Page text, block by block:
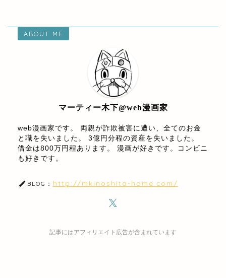
ABOUT ME
マーティー木下@web漫画家
web漫画家です。 両親が詐欺被害に遭い、全てのお金
と職を失いました。 3億円分程の資産を失いました。
借金は800万円程あります。 漫画が好きです。コンビニ
も好きです。
BLOG： http://mkinoshita-home.com/
記事にはアフィリエイト広告が含まれています